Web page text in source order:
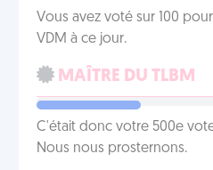
Vous avez voté sur 100
VDM à ce jour.
MAÎTRE DU TLBM
C'était donc votre 500e
Nous nous prosternons.